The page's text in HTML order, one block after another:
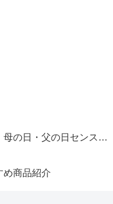
母の日・父の日センスあるプレゼント
め商品紹介